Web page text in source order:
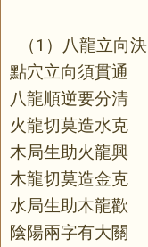
（1）八龍立向決
點穴立向須貫通
八龍順逆要分清
火龍切莫造水克
木局生助火龍興
木龍切莫造金克
水局生助木龍歡
陰陽兩字有大關